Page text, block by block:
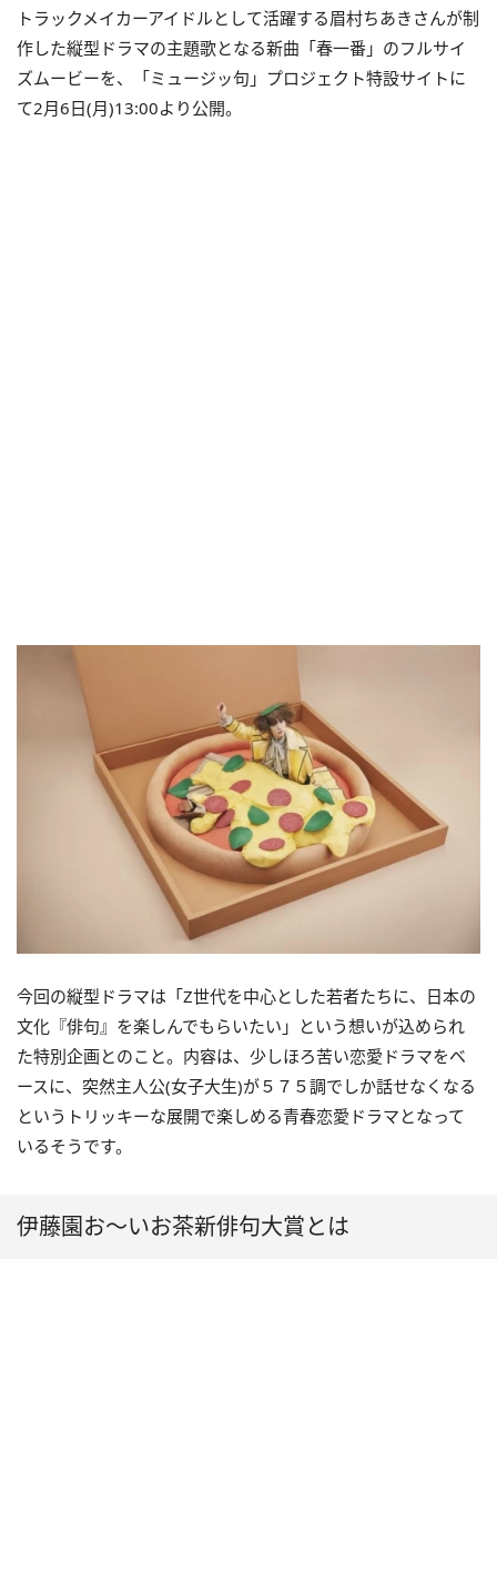
トラックメイカーアイドルとして活躍する眉村ちあきさんが制
作した縦型ドラマの主題歌となる新曲「春一番」のフルサイ
ズムービーを、「ミュージッ句」プロジェクト特設サイトに
て2月6日(月)13:00より公開。
今回の縦型ドラマは「Z世代を中心とした若者たちに、日本の
文化『俳句』を楽しんでもらいたい」という想いが込められ
た特別企画とのこと。内容は、少しほろ苦い恋愛ドラマをベ
ースに、突然主人公(女子大生)が５７５調でしか話せなくなる
というトリッキーな展開で楽しめる青春恋愛ドラマとなって
いるそうです。
伊藤園お～いお茶新俳句大賞とは